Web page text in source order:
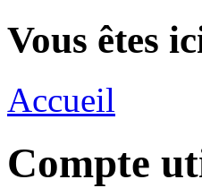
Vous êtes
Accueil
Compte